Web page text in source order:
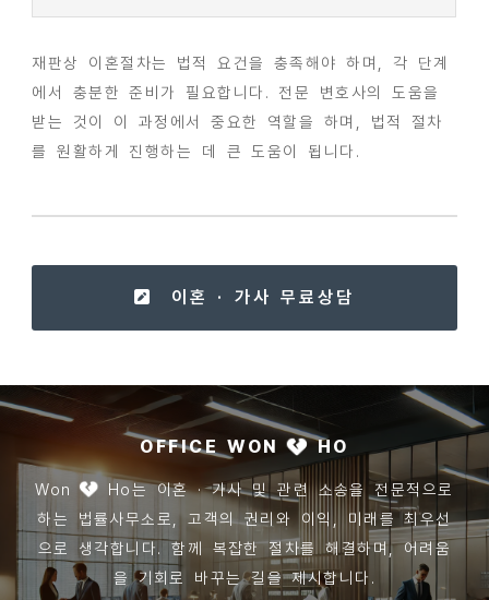
재판상 이혼절차는 법적 요건을 충족해야 하며, 각 단계
에서 충분한 준비가 필요합니다. 전문 변호사의 도움을
받는 것이 이 과정에서 중요한 역할을 하며, 법적 절차
를 원활하게 진행하는 데 큰 도움이 됩니다.
이혼 · 가사 무료상담
OFFICE WON HO
Won
Ho는 이혼 · 가사 및 관련 소송을 전문적으로
하는 법률사무소로, 고객의 권리와 이익, 미래를 최우선
으로 생각합니다. 함께 복잡한 절차를 해결하며, 어려움
을 기회로 바꾸는 길을 제시합니다.